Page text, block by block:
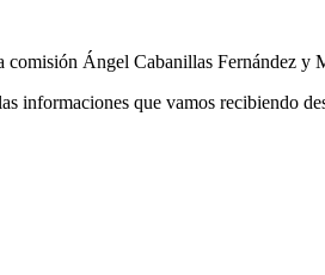
comisión Ángel Cabanillas Fernández
informaciones que vamos recibiendo